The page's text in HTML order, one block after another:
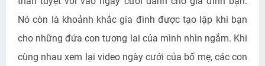
Nó còn là khoảnh khắc gia đình được tạo lập khi bạn
cho những đứa con tương lai của mình nhìn ngắm. Khi
cùng nhau xem lại video ngày cưới của bố mẹ, các con